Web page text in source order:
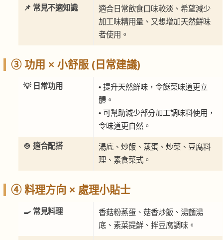
📌 常見不適知識
適合日常飲食口味較淡、希望減少
加工味精用量、又想增加天然鮮味
者使用。
③ 功用 × 小舒服 (日常建議)
💡 日常功用
• 提升天然鮮味，令餸菜味道更立
體。
• 可幫助減少部分加工調味料使用，
令味道更自然。
🍲 適合配搭
湯底、炒飯、蒸蛋、炒菜、豆腐料
理、素食菜式。
④ 料理方向 × 處理小貼士
🍳 常見料理
香菇粉蒸蛋、菇香炒飯、湯麵湯
底、素菜提鮮、拌豆腐調味。